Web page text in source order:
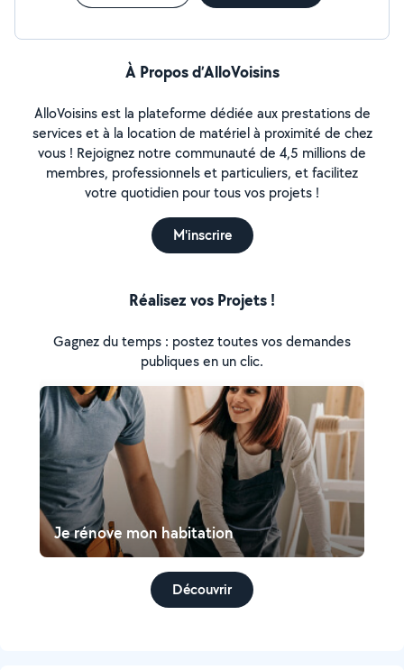
À Propos d’AlloVoisins
AlloVoisins est la plateforme dédiée aux prestations de
services et à la location de matériel à proximité de chez
vous ! Rejoignez notre communauté de 4,5 millions de
membres, professionnels et particuliers, et facilitez
votre quotidien pour tous vos projets !
M'inscrire
Réalisez vos Projets !
Gagnez du temps : postez toutes vos demandes
publiques en un clic.
Je rénove mon habitation
Découvrir